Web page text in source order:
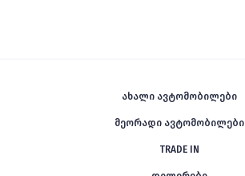
ახალი ავტომობილები
მეორადი ავტომობილები
TRADE IN